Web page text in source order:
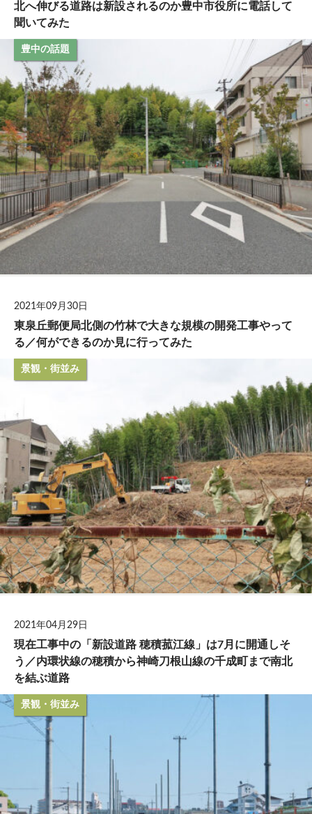
北へ伸びる道路は新設されるのか豊中市役所に電話して
聞いてみた
豊中の話題
2021年09月30日
東泉丘郵便局北側の竹林で大きな規模の開発工事やって
る／何ができるのか見に行ってみた
景観・街並み
2021年04月29日
現在工事中の「新設道路 穂積菰江線」は7月に開通しそ
う／内環状線の穂積から神崎刀根山線の千成町まで南北
を結ぶ道路
景観・街並み